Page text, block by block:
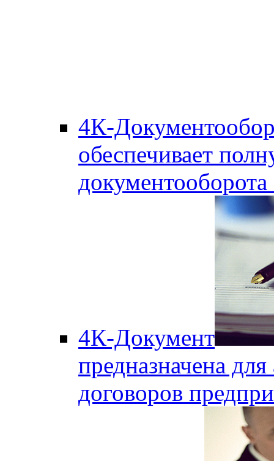
4К-
обеспечивает
4К-Документ
предназначена
договоров